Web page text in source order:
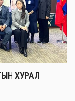
ХУРАЛ